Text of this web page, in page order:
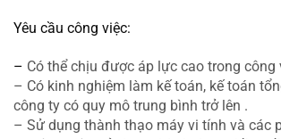
Yêu cầu công việc:
– Có thể chịu được áp lực cao trong công
– Có kinh nghiệm làm kế toán, kế toán
công ty có quy mô trung bình trở lên .
– Sử dụng thành thạo máy vi tính và các